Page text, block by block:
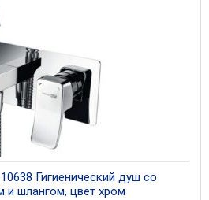
Гигиенический душ со
и шлангом, цвет хром